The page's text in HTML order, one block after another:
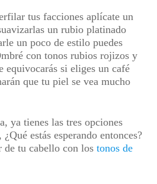
tus facciones aplícate un
un rubio platinado
un poco de estilo puedes
con tonos rubios rojizos y
equivocarás si eliges un café
que tu piel se vea mucho
ya tienes las tres opciones
estás esperando entonces?
de tu cabello con los tonos de